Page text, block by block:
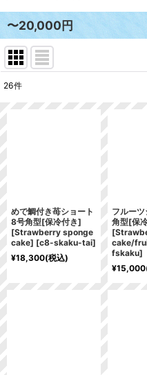
〜20,000円
26件
めで鯛付き苺ショート
8号角型[保冷付き]
[Strawberry sponge
cake] [c8-skaku-tai]
¥18,300(税込)
フルー
角型[保
cake/
fskaku]
¥15,000